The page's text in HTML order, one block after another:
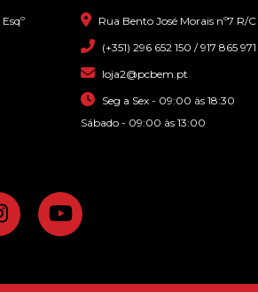
Rua Bento José Morais nº7 R/C
(+351) 296 652 150 / 917 865 971
loja2@pcbem.pt
Seg a Sex - 09:00 às 18:30
Sábado - 09:00 às 13:00